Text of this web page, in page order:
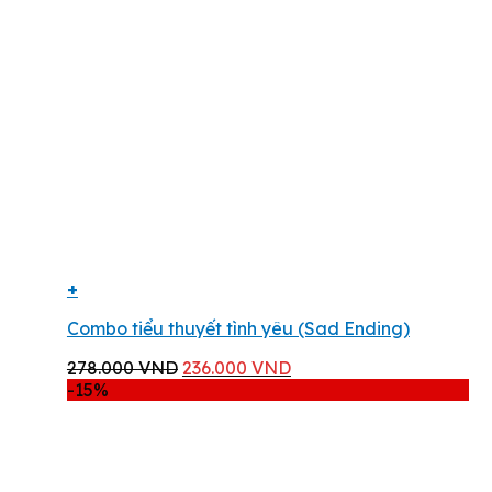
+
Combo tiểu thuyết tình yêu (Sad Ending)
278.000VND Giá
236.000 VNDGiá
-15%